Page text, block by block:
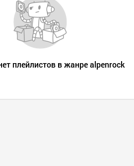
плейлистов в жанре alpenrock